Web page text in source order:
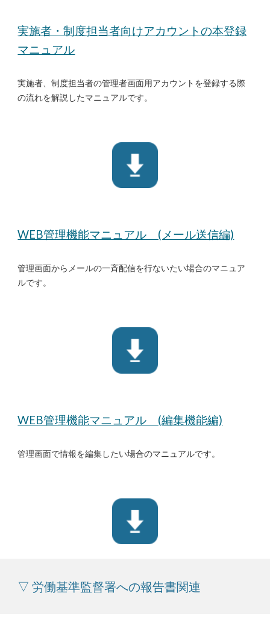
実施者・制度担当者向けアカウントの本登録
マニュアル
実施者、制度担当者の管理者画面用アカウントを登録する際
の流れを解説したマニュアルです。
WEB管理機能マニュアル (メール送信編)
管理画面からメールの一斉配信を行ないたい場合のマニュア
ルです。
WEB管理機能マニュアル (編集機能編)
管理画面で情報を編集したい場合のマニュアルです。
▽ 労働基準監督署への報告書関連